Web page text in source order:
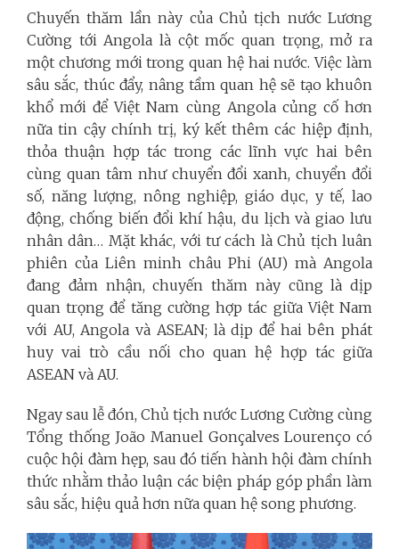
Chuyến thăm lần này của Chủ tịch nước Lương
Cường tới Angola là cột mốc quan trọng, mở ra
một chương mới trong quan hệ hai nước. Việc làm
sâu sắc, thúc đẩy, nâng tầm quan hệ sẽ tạo khuôn
khổ mới để Việt Nam cùng Angola củng cố hơn
nữa tin cậy chính trị, ký kết thêm các hiệp định,
thỏa thuận hợp tác trong các lĩnh vực hai bên
cùng quan tâm như chuyển đổi xanh, chuyển đổi
số, năng lượng, nông nghiệp, giáo dục, y tế, lao
động, chống biến đổi khí hậu, du lịch và giao lưu
nhân dân… Mặt khác, với tư cách là Chủ tịch luân
phiên của Liên minh châu Phi (AU) mà Angola
đang đảm nhận, chuyến thăm này cũng là dịp
quan trọng để tăng cường hợp tác giữa Việt Nam
với AU, Angola và ASEAN; là dịp để hai bên phát
huy vai trò cầu nối cho quan hệ hợp tác giữa
ASEAN và AU.
Ngay sau lễ đón, Chủ tịch nước Lương Cường cùng
Tổng thống João Manuel Gonçalves Lourenço có
cuộc hội đàm hẹp, sau đó tiến hành hội đàm chính
thức nhằm thảo luận các biện pháp góp phần làm
sâu sắc, hiệu quả hơn nữa quan hệ song phương.